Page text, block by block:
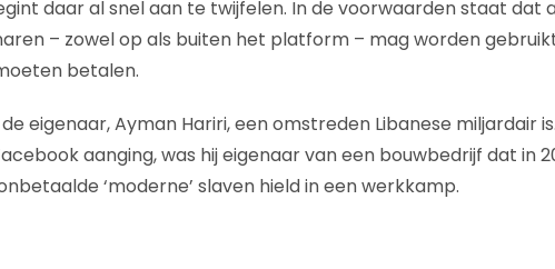
daar al snel aan te twijfelen. In de voorwaarden staat dat
– zowel op als buiten het platform – mag worden
betalen.
eigenaar, Ayman Hariri, een omstreden Libanese miljardair
aanging, was hij eigenaar van een bouwbedrijf dat in
‘moderne’ slaven hield in een werkkamp.